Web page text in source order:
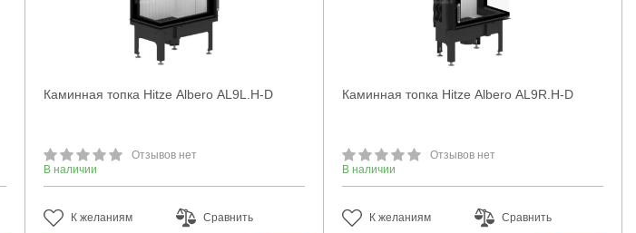
Каминная топка Hitze Albero AL9L.H-D
Отзывов нет
В наличии
К желаниям Сравнить
Каминная топка Hitze Albero AL9R.H-D
Отзывов нет
В наличии
К желаниям Сравнить